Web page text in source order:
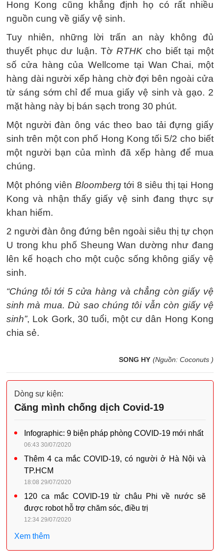
Hong Kong cũng khẳng định họ có rất nhiều
nguồn cung về giấy vệ sinh.
Tuy nhiên, những lời trấn an này không đủ
thuyết phục dư luận. Tờ RTHKcho biết tại một
số cửa hàng của Wellcome tại Wan Chai, một
hàng dài người xếp hàng chờ đợi bên ngoài cửa
từ sáng sớm chỉ để mua giấy vệ sinh và gạo. 2
mặt hàng này bị bán sạch trong 30 phút.
Một người đàn ông vác theo bao tải đựng giấy
sinh trên một con phố Hong Kong tối 5/2 cho biết
một người bạn của mình đã xếp hàng để mua
chúng.
Một phóng viên Bloombergtới 8 siêu thị tại Hong
Kong và nhận thấy giấy vệ sinh đang thực sự
khan hiếm.
2 người đàn ông đứng bên ngoài siêu thị tự chọn
U trong khu phố Sheung Wan dường như đang
lên kế hoạch cho một cuộc sống không giấy vệ
sinh.
“Chúng tôi tới 5 cửa hàng và chẳng còn giấy vệ
sinh mà mua. Dù sao chúng tôi vẫn còn giấy vệ
sinh”, Lok Gork, 30 tuổi, một cư dân Hong Kong
chia sẻ.
SONG HY (Nguồn: Coconuts )
Dòng sự kiện:
Căng mình chống dịch Covid-19
Infographic: 9 biện pháp phòng COVID-19 mới nhất
06:43 30/07/2020
Thêm 4 ca mắc COVID-19, có người ở Hà Nội và
TP.HCM
18:08 29/07/2020
120 ca mắc COVID-19 từ châu Phi về nước sẽ
được robot hỗ trợ chăm sóc, điều trị
12:34 29/07/2020
Xem thêm